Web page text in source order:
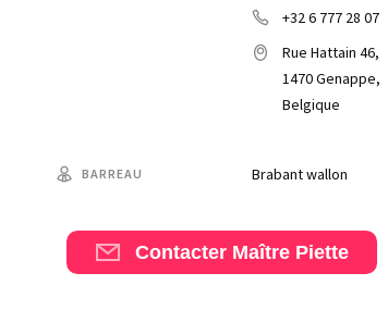
+32 6 777 28 07
Rue Hattain 46,
1470 Genappe,
Belgique
BARREAU Brabant wallon
Contacter Maître Piette